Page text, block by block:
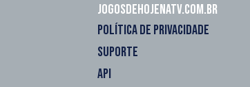
Jogosdehojenatv.com.br
POLÍTICA DE PRIVACIDADE
SUPORTE
API